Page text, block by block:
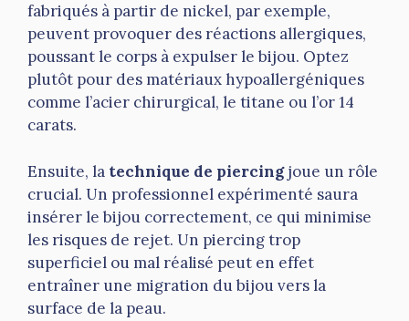
fabriqués à partir de nickel, par exemple,
peuvent provoquer des réactions allergiques,
poussant le corps à expulser le bijou. Optez
plutôt pour des matériaux hypoallergéniques
comme l’acier chirurgical, le titane ou l’or 14
carats.
Ensuite, la technique de piercingjoue un rôle
crucial. Un professionnel expérimenté saura
insérer le bijou correctement, ce qui minimise
les risques de rejet. Un piercing trop
superficiel ou mal réalisé peut en effet
entraîner une migration du bijou vers la
surface de la peau.